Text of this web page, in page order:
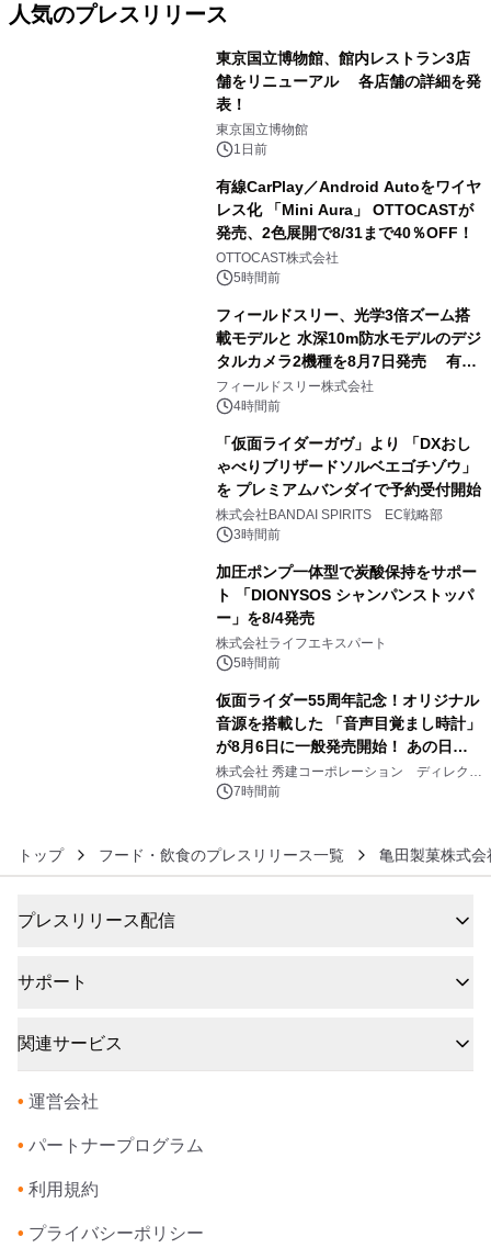
人気のプレスリリース
東京国立博物館、館内レストラン3店
舗をリニューアル 各店舗の詳細を発
表！
東京国立博物館
1日前
有線CarPlay／Android Autoをワイヤ
レス化 「Mini Aura」 OTTOCASTが
発売、2色展開で8/31まで40％OFF！
OTTOCAST株式会社
5時間前
フィールドスリー、光学3倍ズーム搭
載モデルと 水深10m防水モデルのデジ
タルカメラ2機種を8月7日発売 有効
約1300万画素、用途別に選べるコンデ
ジ新登場
フィールドスリー株式会社
4時間前
「仮面ライダーガヴ」より 「DXおし
ゃべりブリザードソルベエゴチゾウ」
を プレミアムバンダイで予約受付開始
株式会社BANDAI SPIRITS EC戦略部
3時間前
加圧ポンプ一体型で炭酸保持をサポー
ト 「DIONYSOS シャンパンストッパ
ー」を8/4発売
株式会社ライフエキスパート
5時間前
仮面ライダー55周年記念！オリジナル
音源を搭載した 「音声目覚まし時計」
が8月6日に一般発売開始！ あの日の
大興奮が今甦る
株式会社 秀建コーポレーション ディレクト
アートギャラリー
7時間前
トップ フード・飲食のプレスリリース一覧 亀田製菓株式会
プレスリリース配信
サポート
関連サービス
• 運営会社
• パートナープログラム
• 利用規約
• プライバシーポリシー